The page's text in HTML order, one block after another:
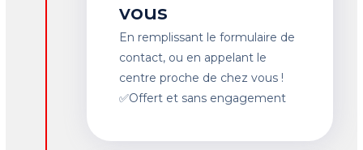
vous
En remplissant le formulaire de
contact, ou en appelant le
centre proche de chez vous !
✅Offert et sans engagement